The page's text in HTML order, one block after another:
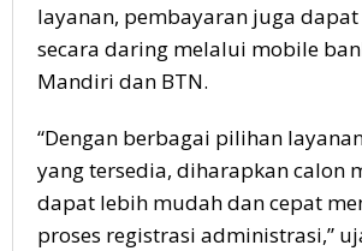
layanan, pembayaran juga
secara daring melalui mobile
Mandiri dan BTN.
“Dengan berbagai pilihan
yang tersedia, diharapkan calon
dapat lebih mudah dan cepat
proses registrasi administrasi,”